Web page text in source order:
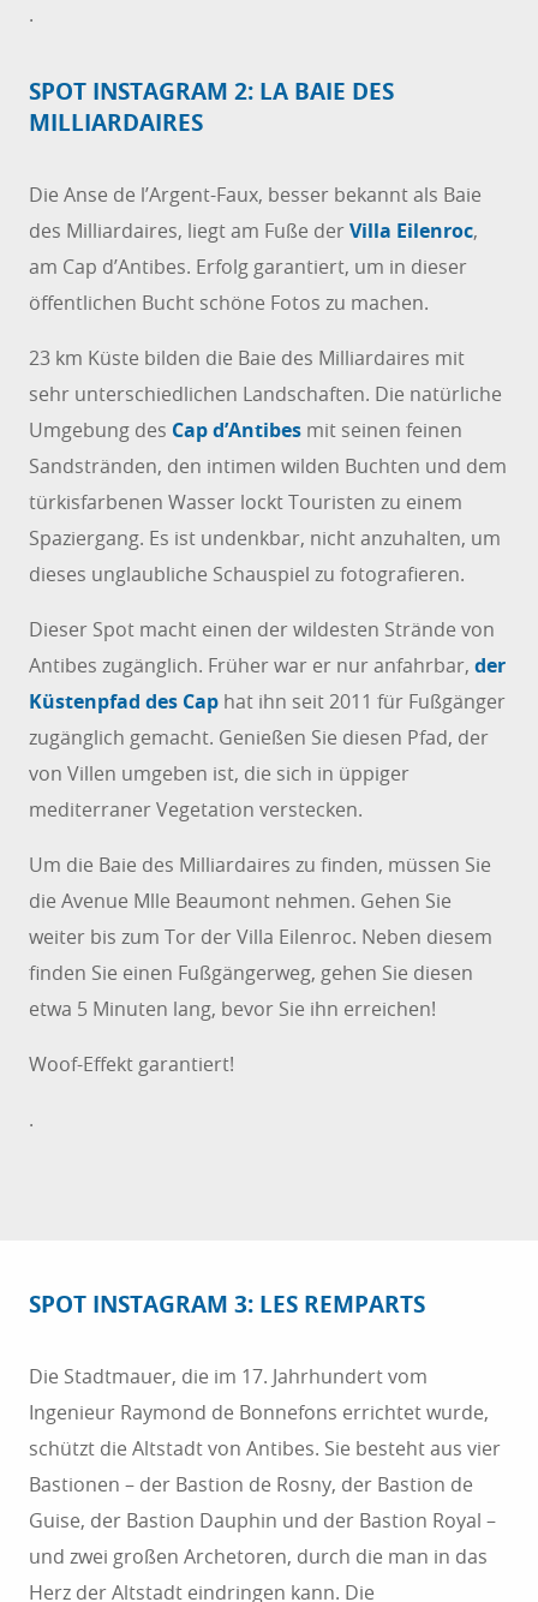
.
SPOT INSTAGRAM 2: LA BAIE DES
MILLIARDAIRES
Die Anse de l’Argent-Faux, besser bekannt als Baie
des Milliardaires, liegt am Fuße derVilla Eilenroc,
am Cap d’Antibes. Erfolg garantiert, um in dieser
öffentlichen Bucht schöne Fotos zu machen.
23 km Küste bilden die Baie des Milliardaires mit
sehr unterschiedlichen Landschaften. Die natürliche
Umgebung des Cap d’Antibes mit seinen feinen
Sandstränden, den intimen wilden Buchten und dem
türkisfarbenen Wasser lockt Touristen zu einem
Spaziergang. Es ist undenkbar, nicht anzuhalten, um
dieses unglaubliche Schauspiel zu fotografieren.
Dieser Spot macht einen der wildesten Strände von
Antibes zugänglich. Früher war er nur anfahrbar, der
Küstenpfad des Cap hat ihn seit 2011 für Fußgänger
zugänglich gemacht. Genießen Sie diesen Pfad, der
von Villen umgeben ist, die sich in üppiger
mediterraner Vegetation verstecken.
Um die Baie des Milliardaires zu finden, müssen Sie
die Avenue Mlle Beaumont nehmen. Gehen Sie
weiter bis zum Tor der Villa Eilenroc. Neben diesem
finden Sie einen Fußgängerweg, gehen Sie diesen
etwa 5 Minuten lang, bevor Sie ihn erreichen!
Woof-Effekt garantiert!
.
SPOT INSTAGRAM 3: LES REMPARTS
Die Stadtmauer, die im 17. Jahrhundert vom
Ingenieur Raymond de Bonnefons errichtet wurde,
schützt die Altstadt von Antibes. Sie besteht aus vier
Bastionen – der Bastion de Rosny, der Bastion de
Guise, der Bastion Dauphin und der Bastion Royal –
und zwei großen Archetoren, durch die man in das
Herz der Altstadt eindringen kann. Die